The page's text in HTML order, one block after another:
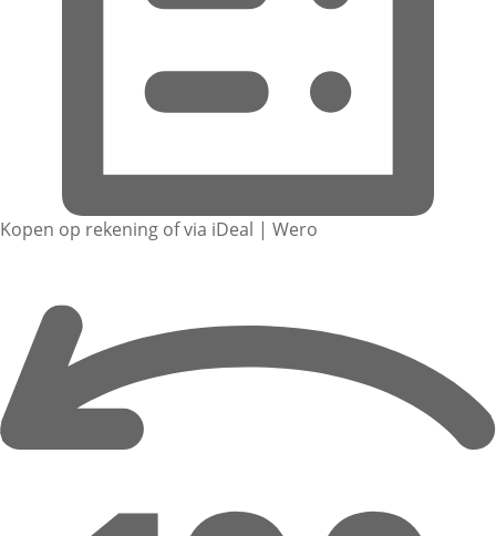
Kopen op rekening of via iDeal | Wero